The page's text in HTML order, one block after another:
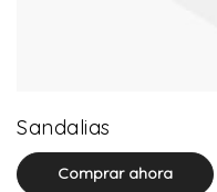
Sandalias
Comprar ahora